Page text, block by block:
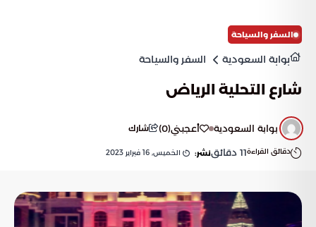
السفر والسياحة
بوابة السعودية السفر والسياحة
شارع التحلية الرياض
بوابة السعودية أعجبني(
0
) شارك
دقائق القراءة11 دقائقنشر: الخميس, 16 فبراير 2023